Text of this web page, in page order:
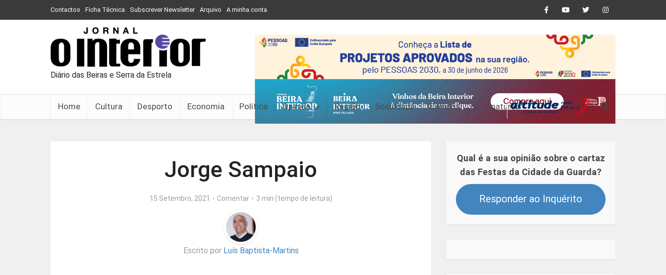
Contactos Ficha Técnica Subscrever Newsletter Arquivo A minha conta
Diário das Beiras e Serra da Estrela
Home Cultura Desporto Economia Política Opinião Região Sociedade Eventos Assinaturas
Jorge Sampaio
15 Setembro, 2021 Comentar 3 min (tempo de leitura)
Escrito por Luís Baptista-Martins
Qual é a sua opinião sobre o cartaz
das Festas da Cidade da Guarda?
Responder ao Inquérito